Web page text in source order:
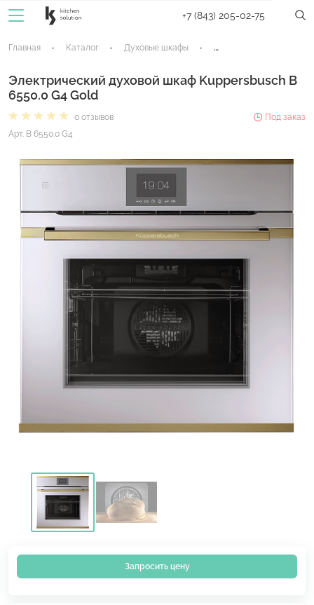
+7 (843) 205-02-75
Главная Каталог Духовые шкафы Электрические
Электрический духовой шкаф Kuppersbusch B
6550.0 G4 Gold
0 отзывов
Под заказ
Арт. B 6550.0 G4
Запросить цену